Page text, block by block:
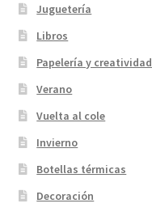
Juguetería
Libros
Papelería y creatividad
Verano
Vuelta al cole
Invierno
Botellas térmicas
Decoración